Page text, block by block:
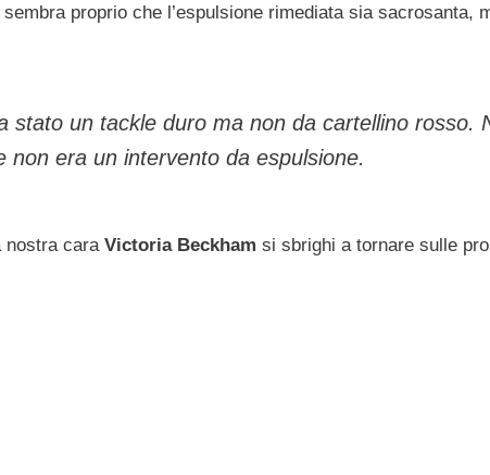
proprio che l’espulsione rimediata sia sacrosanta,
stato un tackle duro ma non da cartellino rosso.
era un intervento da espulsione.
nostra cara Victoria Beckham si sbrighi a tornare sulle